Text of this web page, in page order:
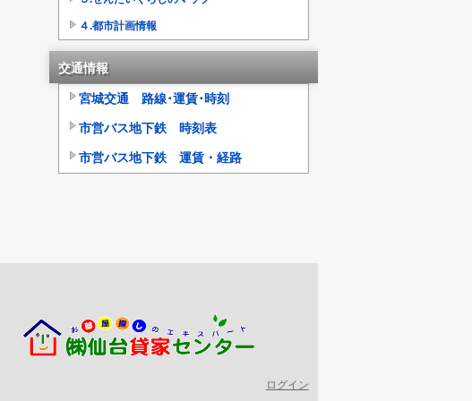
４.都市計画情報
交通情報
宮城交通 路線･運賃･時刻
市営バス地下鉄 時刻表
市営バス地下鉄 運賃・経路
ログイン